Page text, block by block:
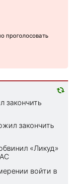
проголосовать
закончить
закончить
«Ликуд»
войти в